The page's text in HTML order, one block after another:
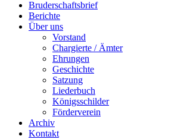
Bruderschaftsbrief
Berichte
Über uns
Vorstand
Chargierte / Ämter
Ehrungen
Geschichte
Satzung
Liederbuch
Königsschilder
Förderverein
Archiv
Kontakt